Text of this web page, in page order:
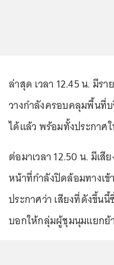
ล่าสุด เวลา 12.45 น. มีร
วางกำลังครอบคลุมพื้นที่
ได้แล้ว พร้อมทั้งประกา
ต่อมาเวลา 12.50 น. มีเ
หน้าที่กำลังปิดล้อมทางเ
ประกาศว่า เสียงที่ดังขึ้น
บอกให้กลุ่มผู้ชุมนุมแยกย้